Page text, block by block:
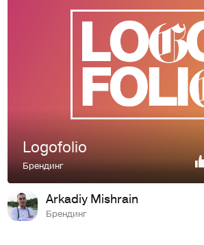
Logofolio
Брендинг
Arkadiy Mishrain
Брендинг